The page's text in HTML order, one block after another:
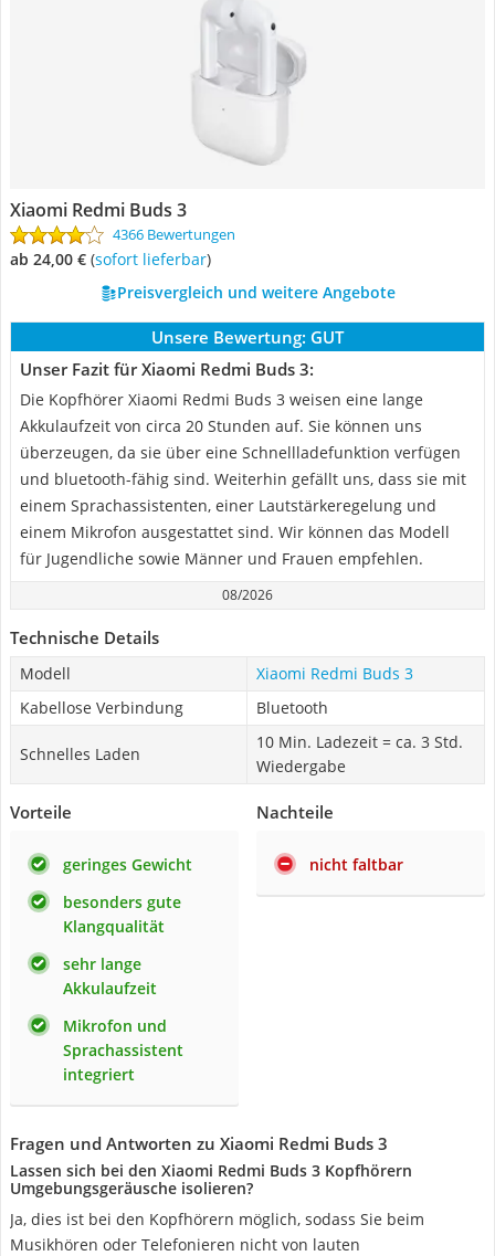
Xiaomi Redmi Buds 3
4366 Bewertungen
ab 24,00 € ( Sofort lieferbar)
Preisvergleich und weitere Angebote
Unsere Bewertung: GUT
Unser Fazit für Xiaomi Redmi Buds 3:
Die Kopfhörer Xiaomi Redmi Buds 3 weisen eine lange
Akkulaufzeit von circa 20 Stunden auf. Sie können uns
überzeugen, da sie über eine Schnellladefunktion verfügen
und bluetooth-fähig sind. Weiterhin gefällt uns, dass sie mit
einem Sprachassistenten, einer Lautstärkeregelung und
einem Mikrofon ausgestattet sind. Wir können das Modell
für Jugendliche sowie Männer und Frauen empfehlen.
08/2026
Technische Details
Modell
Xiaomi Redmi Buds 3
Kabellose Verbindung
Bluetooth
Schnelles Laden
10 Min. Ladezeit = ca. 3 Std.
Wiedergabe
Vorteile
geringes Gewicht
besonders gute
Klangqualität
sehr lange
Akkulaufzeit
Mikrofon und
Sprachassistent
integriert
Nachteile
nicht faltbar
Fragen und Antworten zu Xiaomi Redmi Buds 3
Lassen sich bei den Xiaomi Redmi Buds 3 Kopfhörern
Umgebungsgeräusche isolieren?
Ja, dies ist bei den Kopfhörern möglich, sodass Sie beim
Musikhören oder Telefonieren nicht von lauten